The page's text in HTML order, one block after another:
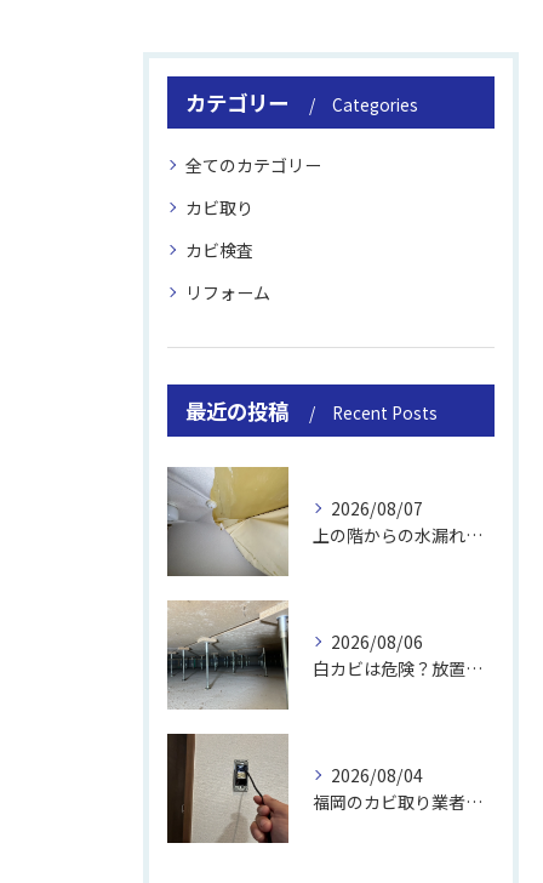
カテゴリー Categories
全てのカテゴリー
カビ取り
カビ検査
リフォーム
最近の投稿 Recent Posts
2026/08/07
上の階からの水漏れでカビ｜対処法と業者
2026/08/06
白カビは危険？放置のリスクと取り方
2026/08/04
福岡のカビ取り業者おすすめの選び方と費用